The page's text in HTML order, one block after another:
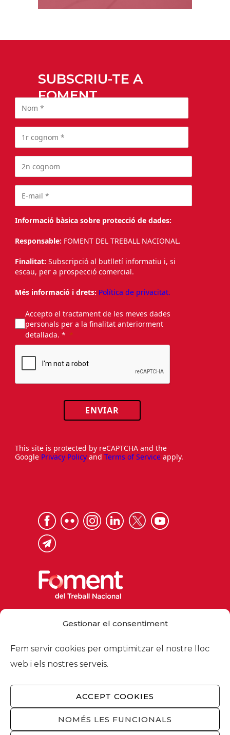
Gestionar el consentiment
Fem servir cookies per omptimitzar el nostre lloc
web i els nostres serveis.
ACCEPT COOKIES
NOMÉS LES FUNCIONALS
SUBSCRIU-TE A
FOMENT
Informació bàsica sobre protecció de dades:
Responsable: FOMENT DEL TREBALL NACIONAL.
Finalitat: Subscripció al butlletí informatiu i, si
escau, per a prospecció comercial.
Més informació i drets: Política de privacitat.
Accepto el tractament de les meves dades
personals per a la finalitat anteriorment
detallada. *
ENVIAR
This site is protected by reCAPTCHA and the
Google Privacy Policy and Terms of Service apply.
foment@foment.com
© 2026 - Foment del Treball Nacional
Nosaltres